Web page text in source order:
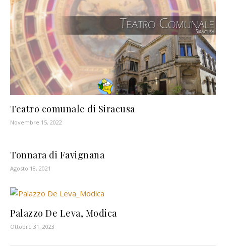
Teatro comunale di Siracusa
Novembre 15, 2022
Tonnara di Favignana
Agosto 18, 2021
Palazzo De Leva, Modica
Ottobre 31, 2023